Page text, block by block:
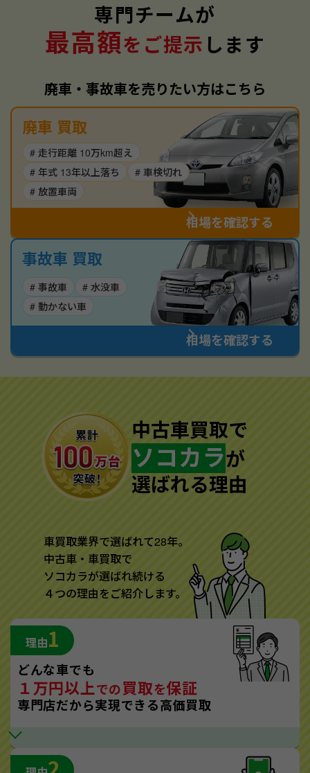
専門チームが
最高額をご提示 します
廃車・事故車を売りたい方はこちら
廃車 買取
# 走行距離 10万km超え
# 年式 13年以上落ち
# 車検切れ
# 放置車両
相場を確認する
事故車 買取
# 事故車
# 水没車
# 動かない車
相場を確認する
中古車買取で
ソコカラが
選ばれる理由
車買取業界で選ばれて28年。
中古車・車買取で
ソコカラが選ばれ続ける
４つの理由をご紹介します。
理由1
どんな車でも
１万円以上での買取を保証
専門店だから実現できる高価買取